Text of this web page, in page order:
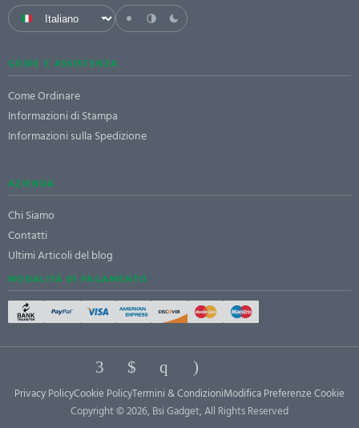
GUIDE E ASSISTENZA
Come Ordinare
Informazioni di Stampa
Informazioni sulla Spedizione
AZIENDA
Chi Siamo
Contatti
Ultimi Articoli del blog
MODALITÀ DI PAGAMENTO
Privacy PolicyCookie PolicyTermini & CondizioniModifica Preferenze Cookie
Copyright © 2026, Bsi Gadget, All Rights Reserved